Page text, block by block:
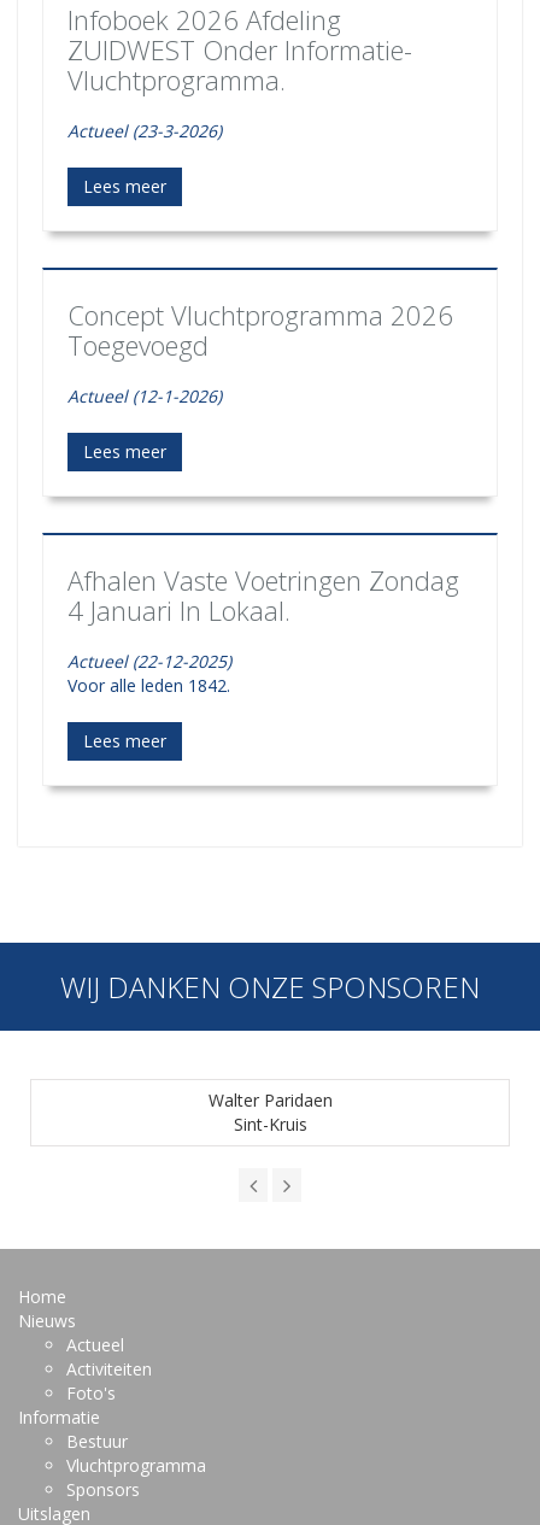
Infoboek 2026 Afdeling
ZUIDWEST Onder Informatie-
Vluchtprogramma.
Actueel (23-3-2026)
Lees meer
Concept Vluchtprogramma 2026
Toegevoegd
Actueel (12-1-2026)
Lees meer
Afhalen Vaste Voetringen Zondag
4 Januari In Lokaal.
Actueel (22-12-2025)
Voor alle leden 1842.
Lees meer
WIJ DANKEN ONZE SPONSOREN
Walter Paridaen
Sint-Kruis
Home
Nieuws
Actueel
Activiteiten
Foto's
Informatie
Bestuur
Vluchtprogramma
Sponsors
Uitslagen